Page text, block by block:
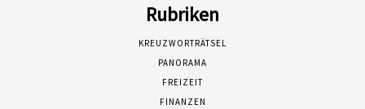
Rubriken
KREUZWORTRÄTSEL
PANORAMA
FREIZEIT
FINANZEN